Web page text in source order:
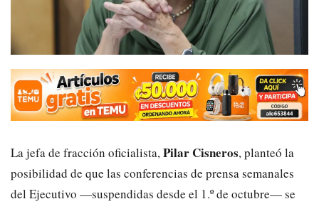
La jefa de fracción oficialista,Pilar Cisneros, planteó la
posibilidad de que las conferencias de prensa semanales
del Ejecutivo —suspendidas desde el 1.º de octubre— se